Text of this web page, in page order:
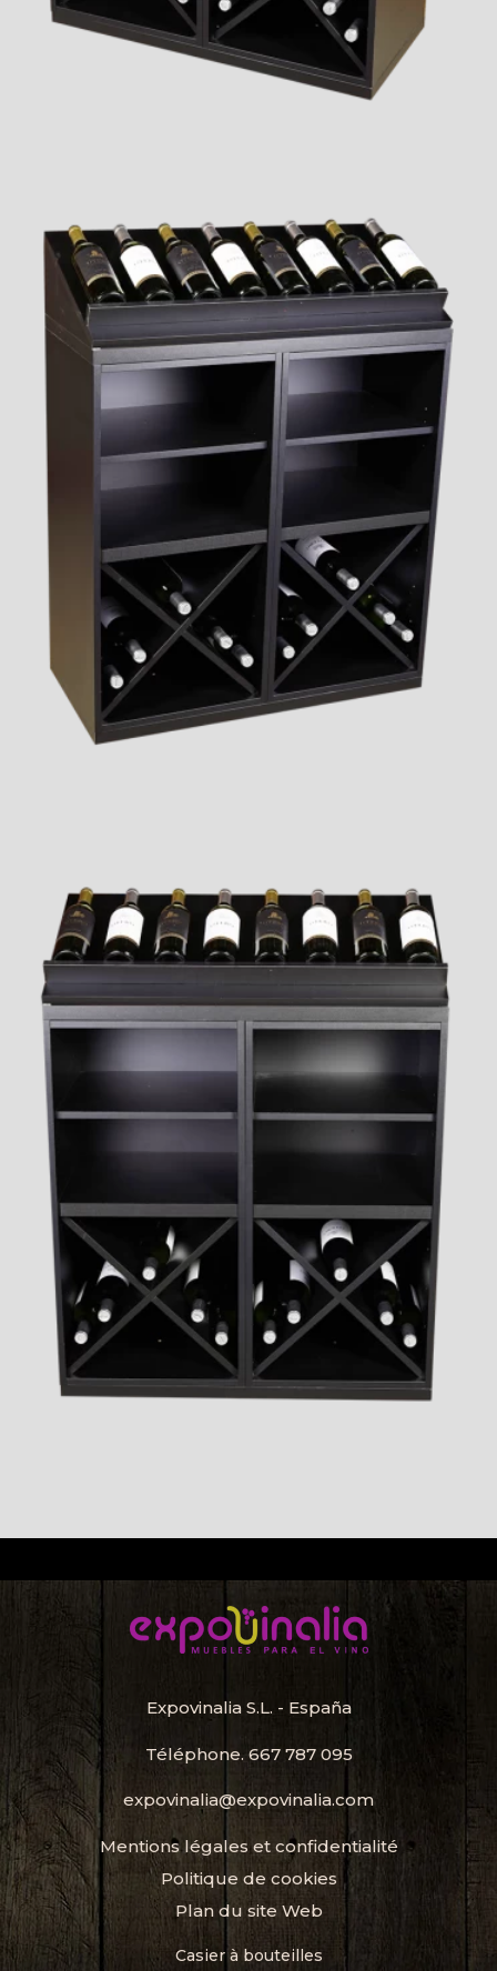
Expovinalia S.L. - España
Téléphone. 667 787 095
expovinalia@expovinalia.com
Mentions légales et confidentialité
Politique de cookies
Plan du site Web
Casier à bouteilles